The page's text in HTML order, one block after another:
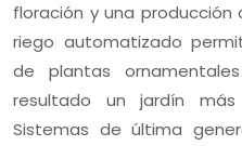
floración y una producción
riego automatizado
de plantas
resultado un jardín
Sistemas de última